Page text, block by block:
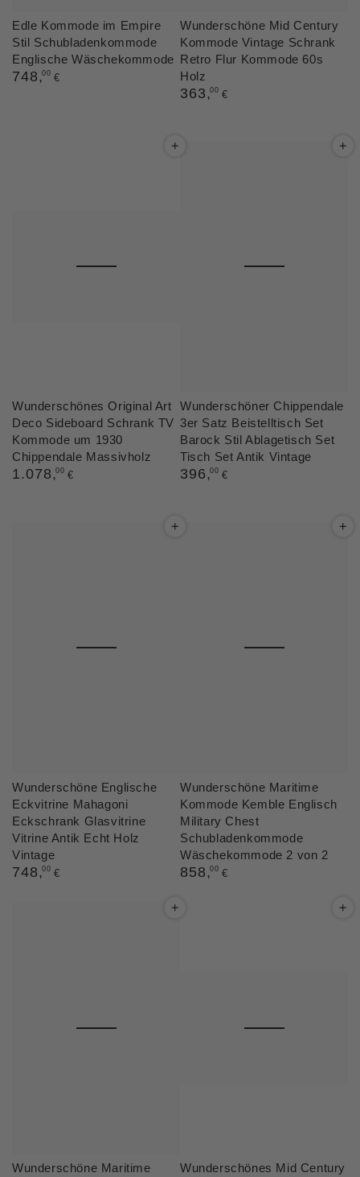
Edle Kommode im Empire
Stil Schubladenkommode
Englische Wäschekommode
Regulärer
748,00 €
Wunderschöne Mid Century
Kommode Vintage Schrank
Retro Flur Kommode 60s
Holz
Regulärer
363,00 €
Wunderschönes Original Art
Deco Sideboard Schrank TV
Kommode um 1930
Chippendale Massivholz
Regulärer
1.078,00 €
Wunderschöner Chippendale
3er Satz Beistelltisch Set
Barock Stil Ablagetisch Set
Tisch Set Antik Vintage
Regulärer
396,00 €
Wunderschöne Englische
Eckvitrine Mahagoni
Eckschrank Glasvitrine
Vitrine Antik Echt Holz
Vintage
Regulärer
748,00 €
Wunderschöne Maritime
Kommode Kemble Englisch
Military Chest
Schubladenkommode
Wäschekommode 2 von 2
Regulärer
858,00 €
Wunderschöne Maritime
Wunderschönes Mid Century